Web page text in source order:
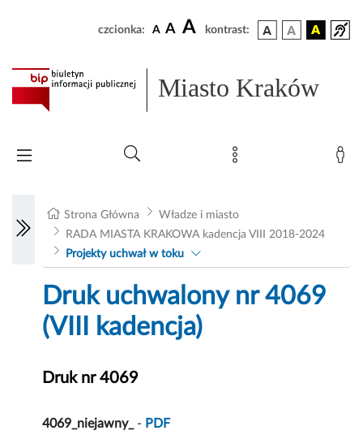
czcionka: A A A kontrast:
Miasto Kraków
Strona Główna
Władze i miasto
RADA MIASTA KRAKOWA kadencja VIII 2018-2024
Projekty uchwał w toku
Druk uchwalony nr 4069
(VIII kadencja)
Druk nr 4069
4069_niejawny_ - PDF